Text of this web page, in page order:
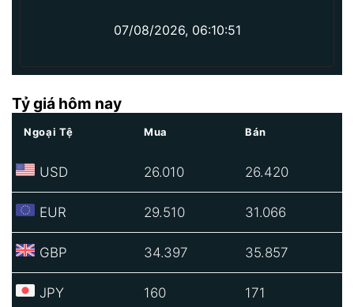
07/08/2026, 06:10:51
Tỷ giá hôm nay
Ngoại Tệ Mua Bán
USD 26.010 26.420
EUR 29.510 31.066
GBP 34.397 35.857
JPY 160 171